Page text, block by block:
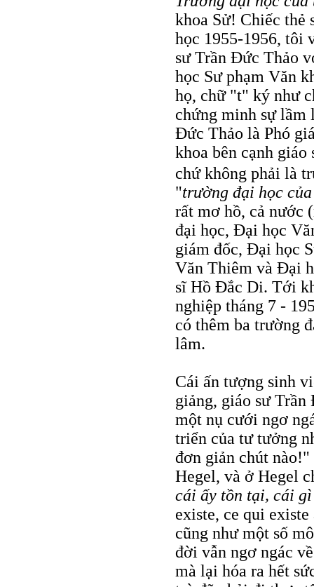
khoa Sử! Chiếc thẻ
học 1955-1956, tôi
sư Trần Đức Thảo
học Sư phạm Văn
họ, chữ "t" ký như
chứng minh sự lầm
Đức Thảo là Phó
khoa bên cạnh
chứ không phải là
"trường đại học
rất mơ hồ, cả nước
đại học, Đại học
giám đốc, Đại học
Văn Thiêm và Đại
sĩ Hồ Đắc Di. Tới
nghiệp tháng 7 -
có thêm ba trường
lâm.
Cái ấn tượng sinh
giảng, giáo sư
một nụ cưới ngơ
triển của tư tưởng
đơn giản chút
Hegel, và ở Hegel
cái ấy tồn tại, cái
existe, ce qui
cũng như một số
đời vẫn ngơ ngác
mà lại hóa ra hết